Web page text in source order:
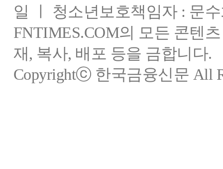
일 ㅣ 청소년보호책임자 : 문
FNTIMES.COM의 모든 콘텐
재, 복사, 배포 등을 금합니다.
Copyrightⓒ 한국금융신문 All